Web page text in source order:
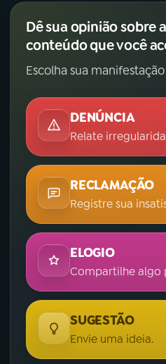
Dê sua opinião sobre
conteúdo que você
Escolha sua
DENÚNCIA
Relate
RECLAMAÇÃO
Registre sua
ELOGIO
Compartilhe algo
SUGESTÃO
Envie uma ideia.